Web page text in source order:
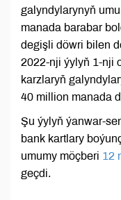
galyndylarynyň
manada barabar
degişli döwri bilen
2022-nji ýylyň 1-nji
karzlaryň
40 million manada
Şu ýylyň ýanwar-
bank kartlary
umumy möçberi 12
geçdi.